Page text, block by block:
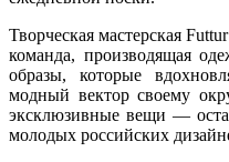
Творческая мастерская Futtur
команда, производящая
образы, которые
модный вектор своему
эксклюзивные вещи —
молодых российских